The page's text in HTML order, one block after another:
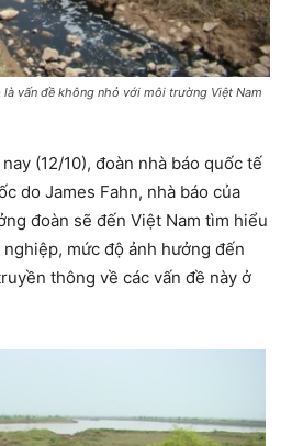
vấn đề không nhỏ với môi trường Việt Nam
(12/10), đoàn nhà báo quốc tế
do James Fahn, nhà báo của
đoàn sẽ đến Việt Nam tìm hiểu
mức độ ảnh hưởng đến
thông về các vấn đề này ở